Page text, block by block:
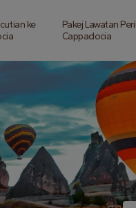
ke
Pakej Lawatan
Cappadocia